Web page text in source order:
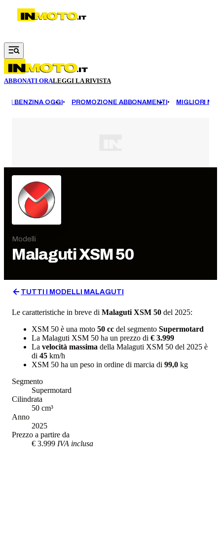
Vai al contenuto principale
ABBONATI ORALEGGI LA RIVISTA
BENZINA OGGI PROMOZIONE ABBONAMENTI MIGLIORI
Modelli
MalagutiXSM 50
TUTTI I MODELLI MALAGUTI
Le caratteristiche in breve di Malaguti XSM 50 del 2025:
XSM 50 è una moto 50 cc del segmento Supermotard
La Malaguti XSM 50 ha un prezzo di € 3.999
La velocità massima della Malaguti XSM 50 del 2025 è
di 45 km/h
XSM 50 ha un peso in ordine di marcia di 99,0 kg
Segmento
Supermotard
Cilindrata
50 cm³
Anno
2025
Prezzo a partire da
€ 3.999 IVA inclusa